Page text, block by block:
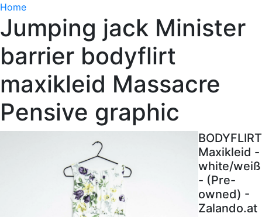
Home
Jumping jack Minister
barrier bodyflirt
maxikleid Massacre
Pensive graphic
BODYFLIRT
Maxikleid -
white/weiß
- (Pre-
owned) -
Zalando.at